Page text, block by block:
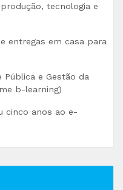
tecnologia e
entregas em casa para
Pública e Gestão da
b-learning)
cinco anos ao e-